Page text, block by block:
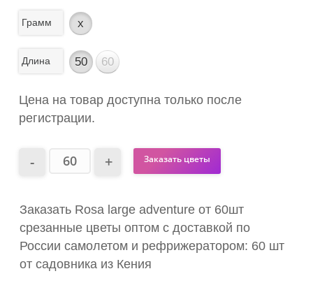
Грамм x
Длина 50 60
Цена на товар доступна только после
регистрации.
Заказать цветы
Заказать Rosa large adventure от 60шт
срезанные цветы оптом с доставкой по
России самолетом и рефрижератором: 60 шт
от садовника из Кения